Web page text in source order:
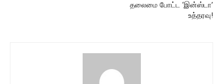
தலைமை போட்ட ‘இன்ஸ்டா’
உத்தரவு!